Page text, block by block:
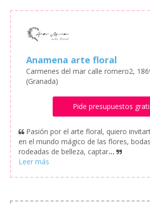
Anamena arte floral
Carmenes del mar calle romero2,
(Granada)
Pide presupuestos
Pasión por el arte floral, quiero
en el mundo mágico de las flores,
rodeadas de belleza, captar...